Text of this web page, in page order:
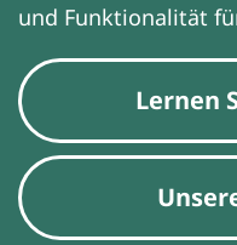
und Funktionalität
Lernen